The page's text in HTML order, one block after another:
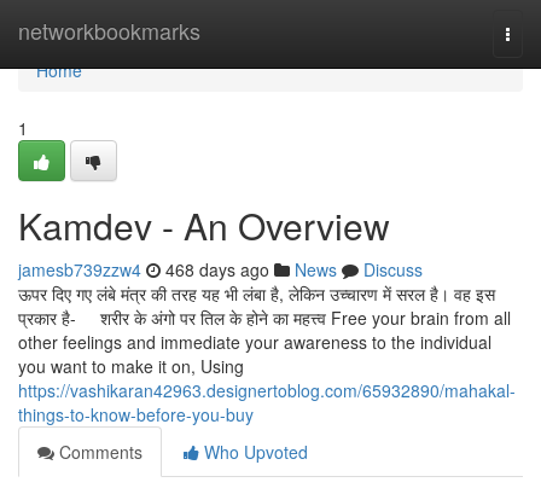
networkbookmarks
Home
Home
1
Kamdev - An Overview
jamesb739zzw4 468 days ago News
Discuss
ऊपर दिए गए लंबे मंत्र की तरह यह भी लंबा है, लेकिन उच्चारण में सरल है। वह इस
प्रकार है- शरीर के अंगो पर तिल के होने का महत्त्व Free your brain from all
other feelings and immediate your awareness to the individual
you want to make it on, Using
https://vashikaran42963.designertoblog.com/65932890/mahakal-
things-to-know-before-you-buy
Comments
Who Upvoted